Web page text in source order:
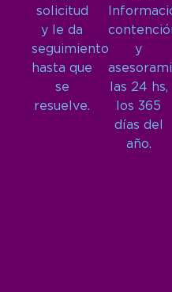
solicitud
y le da
seguimiento
hasta que
se
resuelve.
y
las 24 hs,
los 365
días del
año.